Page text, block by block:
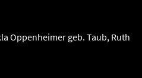
Oppenheimer geb. Taub, Ruth